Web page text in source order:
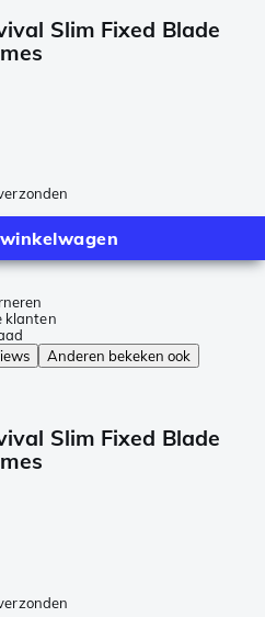
Slim Fixed Blade
klanten
Anderen bekeken ook
Slim Fixed Blade